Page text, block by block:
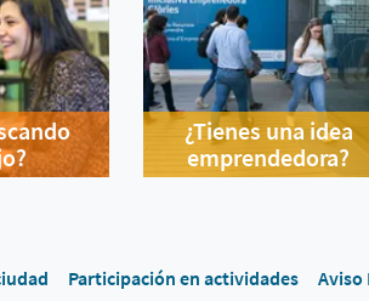
¿Tienes una idea
emprendedora?
Participación en actividades Aviso